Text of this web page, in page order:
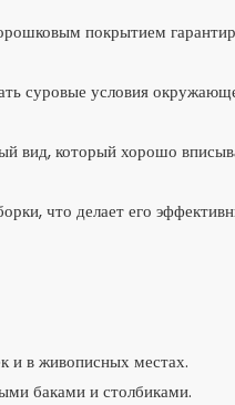
покрытием
суровые условия
вид, который хорошо
что делает его
и в живописных местах.
баками и столбиками.